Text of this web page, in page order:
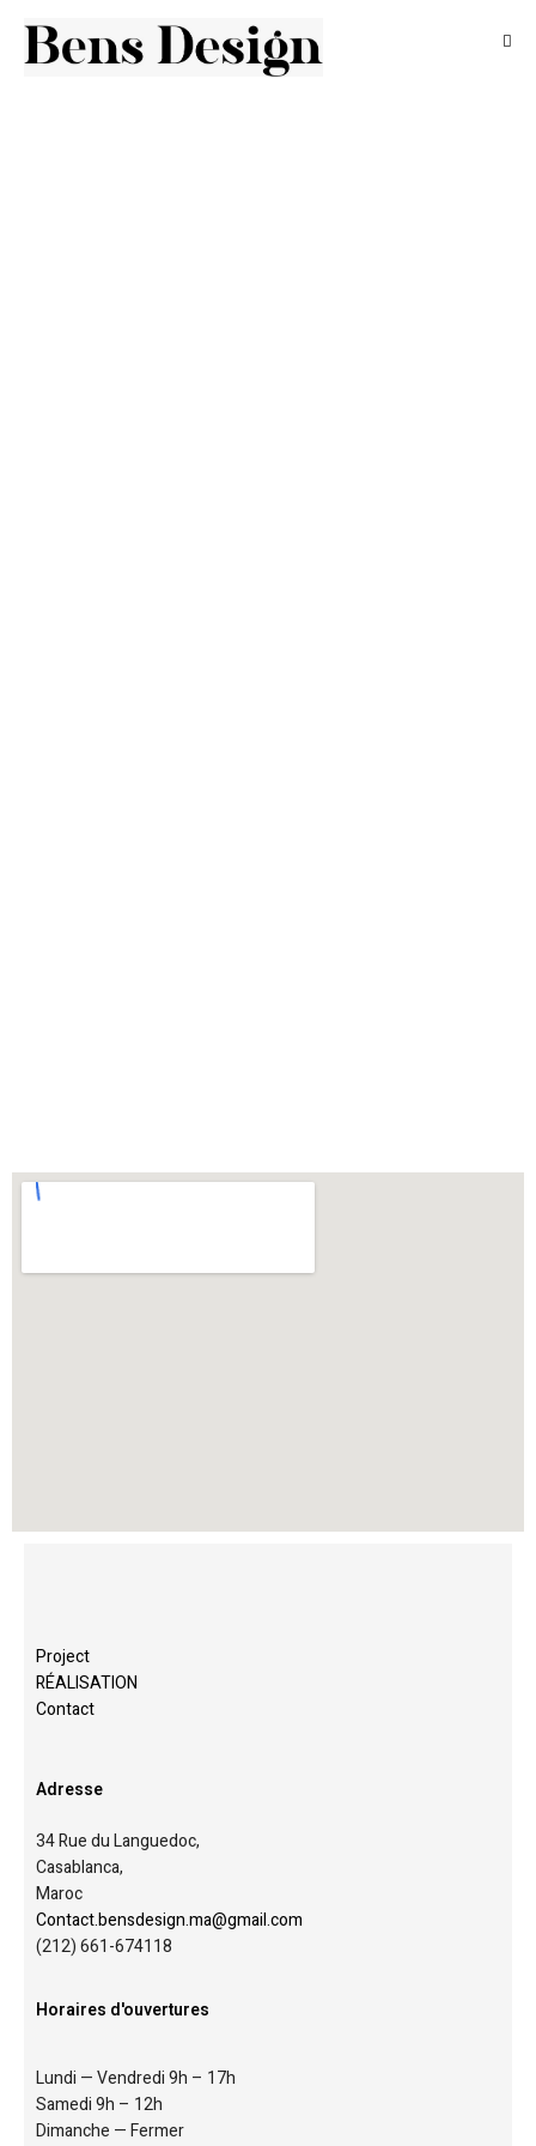
Project
RÉALISATION
Contact
Adresse
34 Rue du Languedoc,
Casablanca,
Maroc
Contact.bensdesign.ma@gmail.com
(212)661-674118
Horaires d'ouvertures
Lundi — Vendredi 9h – 17h
Samedi 9h – 12h
Dimanche — Fermer